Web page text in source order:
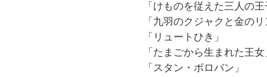
「けものを従えた三人の
「九羽のクジャクと金の
「リュートひき」
「たまごから生まれた王女
「スタン・ボロバン」